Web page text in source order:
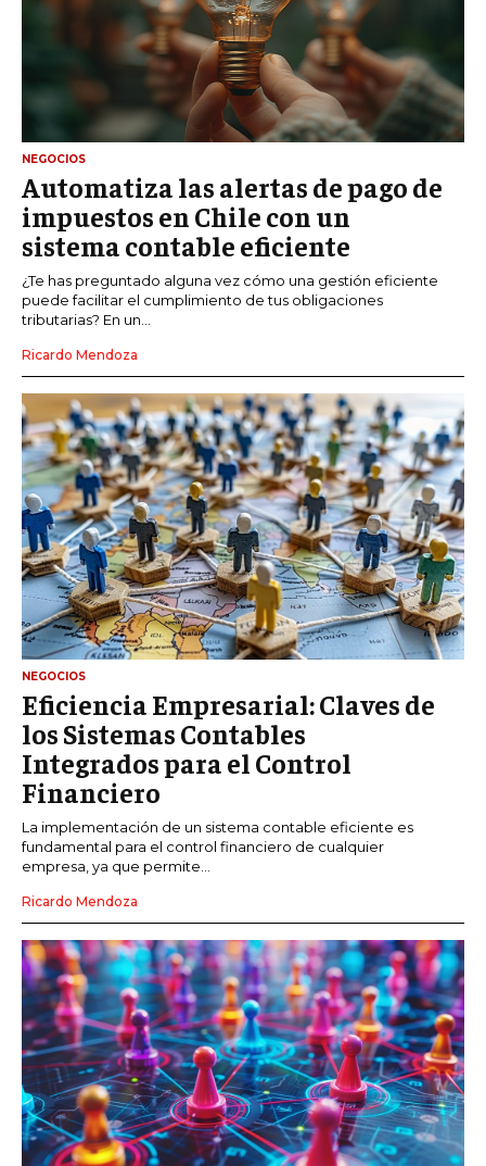
NEGOCIOS
Automatiza las alertas de pago de
impuestos en Chile con un
sistema contable eficiente
¿Te has preguntado alguna vez cómo una gestión eficiente
puede facilitar el cumplimiento de tus obligaciones
tributarias? En un...
Ricardo Mendoza
NEGOCIOS
Eficiencia Empresarial: Claves de
los Sistemas Contables
Integrados para el Control
Financiero
La implementación de un sistema contable eficiente es
fundamental para el control financiero de cualquier
empresa, ya que permite...
Ricardo Mendoza